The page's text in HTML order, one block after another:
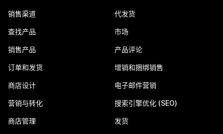
销售渠道
查找产品
销售产品
订单和发货
商店设计
营销与转化
商店管理
代发货
市场
产品评论
增销和捆绑销售
电子邮件营销
搜索引擎优化 (SEO)
发货